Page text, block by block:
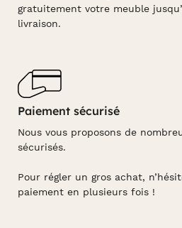
gratuitement votre meuble
livraison.
Paiement sécurisé
Nous vous proposons de
sécurisés.
Pour régler un gros achat,
paiement en plusieurs fois !